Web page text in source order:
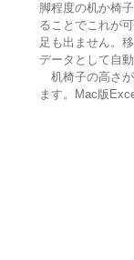
脚程度の机か椅
ることでこれが
足も出ません。
データとして自
机椅子の高さが
ます。Mac版